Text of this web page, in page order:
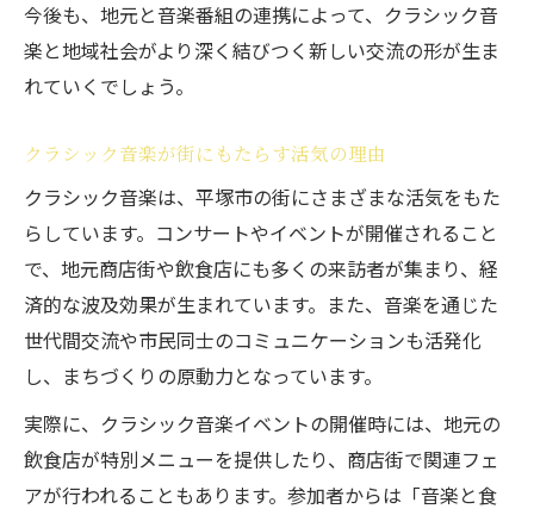
今後も、地元と音楽番組の連携によって、クラシック音
楽と地域社会がより深く結びつく新しい交流の形が生ま
れていくでしょう。
クラシック音楽が街にもたらす活気の理由
クラシック音楽は、平塚市の街にさまざまな活気をもた
らしています。コンサートやイベントが開催されること
で、地元商店街や飲食店にも多くの来訪者が集まり、経
済的な波及効果が生まれています。また、音楽を通じた
世代間交流や市民同士のコミュニケーションも活発化
し、まちづくりの原動力となっています。
実際に、クラシック音楽イベントの開催時には、地元の
飲食店が特別メニューを提供したり、商店街で関連フェ
アが行われることもあります。参加者からは「音楽と食